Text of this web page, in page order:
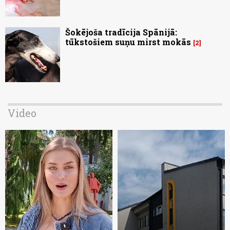
Šokējoša tradīcija Spānijā:
tūkstošiem suņu mirst mokās
2
Video